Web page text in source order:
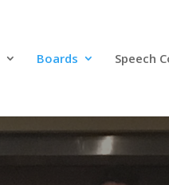
Boards Speech